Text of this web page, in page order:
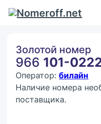
Золотой номер
966 101-
Оператор:билайн
Наличие номера
поставщика.